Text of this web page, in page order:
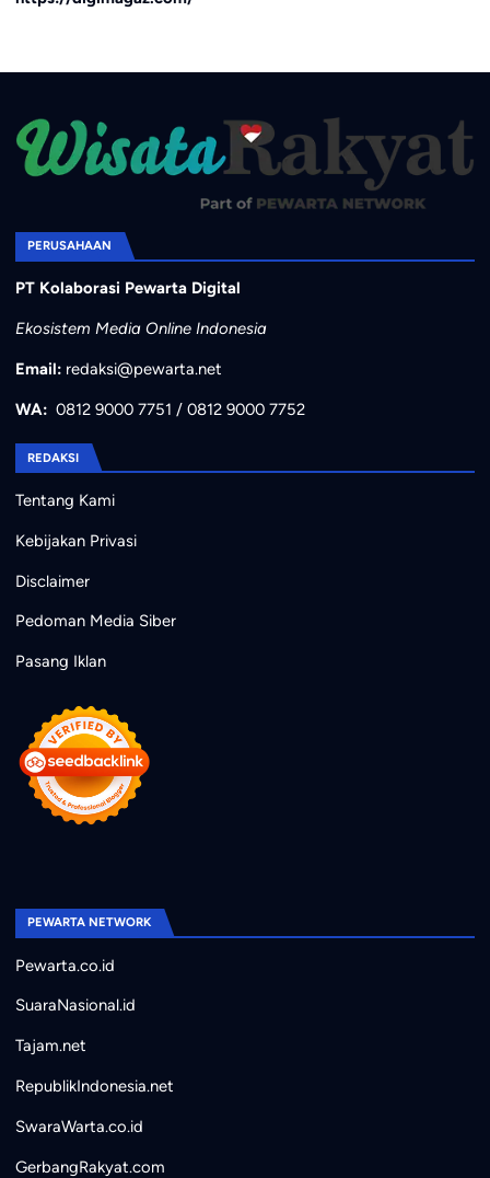
PERUSAHAAN
PT Kolaborasi Pewarta Digital
Ekosistem Media Online Indonesia
Email: redaksi@pewarta.net
WA: 0812 9000 7751 / 0812 9000 7752
REDAKSI
Tentang Kami
Kebijakan Privasi
Disclaimer
Pedoman Media Siber
Pasang Iklan
PEWARTA NETWORK
Pewarta.co.id
SuaraNasional.id
Tajam.net
RepublikIndonesia.net
SwaraWarta.co.id
GerbangRakyat.com